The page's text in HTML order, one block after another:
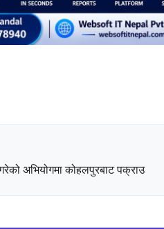
अभियोगमा कोहलपुरबाट पक्राउ